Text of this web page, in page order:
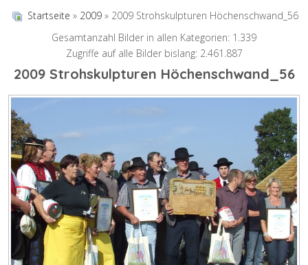
Startseite » 2009 » 2009 Strohskulpturen Höchenschwand_56
Gesamtanzahl Bilder in allen Kategorien: 1.339
Zugriffe auf alle Bilder bislang: 2.461.887
2009 Strohskulpturen Höchenschwand_56